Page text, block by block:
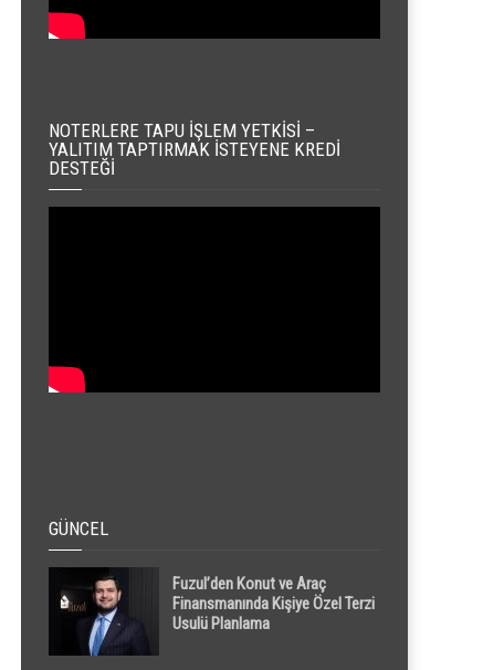
NOTERLERE TAPU İŞLEM YETKISI –
YALITIM TAPTIRMAK İSTEYENE KREDI
DESTEĞI
GÜNCEL
Fuzul’den Konut ve Araç
Finansmanında Kişiye Özel Terzi
Usulü Planlama